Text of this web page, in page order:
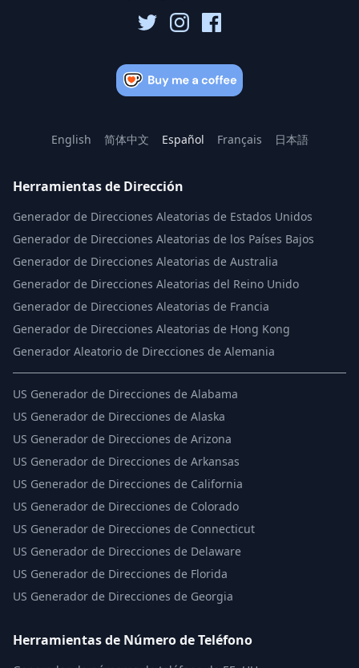
English 简体中文 Español Français 日本語
Herramientas de Dirección
Generador de Direcciones Aleatorias de Estados Unidos
Generador de Direcciones Aleatorias de los Países Bajos
Generador de Direcciones Aleatorias de Australia
Generador de Direcciones Aleatorias del Reino Unido
Generador de Direcciones Aleatorias de Francia
Generador de Direcciones Aleatorias de Hong Kong
Generador Aleatorio de Direcciones de Alemania
US Generador de Direcciones de Alabama
US Generador de Direcciones de Alaska
US Generador de Direcciones de Arizona
US Generador de Direcciones de Arkansas
US Generador de Direcciones de California
US Generador de Direcciones de Colorado
US Generador de Direcciones de Connecticut
US Generador de Direcciones de Delaware
US Generador de Direcciones de Florida
US Generador de Direcciones de Georgia
Herramientas de Número de Teléfono